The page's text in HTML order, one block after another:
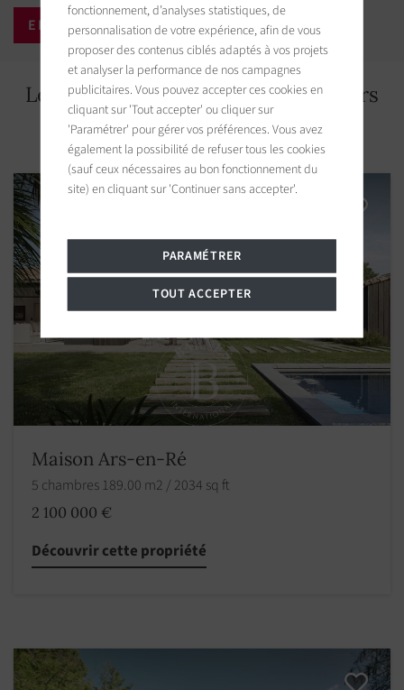
Les biens immobiliers aux alentours
Maison Ars-en-Ré
5 chambres 189.00 m2 / 2034 sq ft
2 100 000 €
Découvrir cette propriété
fonctionnement, d’analyses statistiques, de
personnalisation de votre expérience, afin de vous
proposer des contenus ciblés adaptés à vos projets
et analyser la performance de nos campagnes
publicitaires. Vous pouvez accepter ces cookies en
cliquant sur 'Tout accepter' ou cliquer sur
'Paramétrer' pour gérer vos préférences. Vous avez
également la possibilité de refuser tous les cookies
(sauf ceux nécessaires au bon fonctionnement du
site) en cliquant sur 'Continuer sans accepter'.
PARAMÉTRER
TOUT ACCEPTER